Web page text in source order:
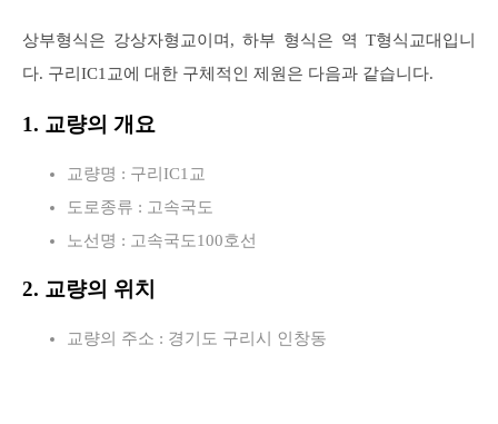
상부형식은 강상자형교이며, 하부 형식은 역 T형식교대입니
다. 구리IC1교에 대한 구체적인 제원은 다음과 같습니다.
1. 교량의 개요
교량명 : 구리IC1교
도로종류 : 고속국도
노선명 : 고속국도100호선
2. 교량의 위치
교량의 주소 : 경기도 구리시 인창동